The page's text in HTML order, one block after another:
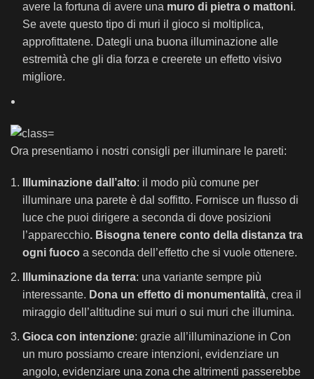
avere la fortuna di avere una muro di pietra o mattoni.
Se avete questo tipo di muri il gioco si moltiplica,
approfittatene. Dategli una buona illuminazione alle
estremità che gli dia forza e creerete un effetto visivo
migliore.
Ora presentiamo i nostri consigli per illuminare le pareti:
Illuminazione dall’alto: il modo più comune per
illuminare una parete è dal soffitto. Fornisce un flusso di
luce che puoi dirigere a seconda di dove posizioni
l’apparecchio. Bisogna tenere conto della distanza tra
ogni fuoco a seconda dell’effetto che si vuole ottenere.
Illuminazione da terra: una variante sempre più
interessante. Dona un effetto di monumentalità, crea il
miraggio dell’altitudine sui muri o sui muri che illumina.
Gioca con intenzione: grazie all’illuminazione in Con
un muro possiamo creare intenzioni, evidenziare un
angolo, evidenziare una zona che altrimenti passerebbe